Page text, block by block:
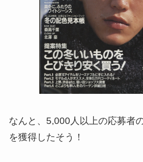
なんと、5,000人以上の応募者
を獲得したそう！